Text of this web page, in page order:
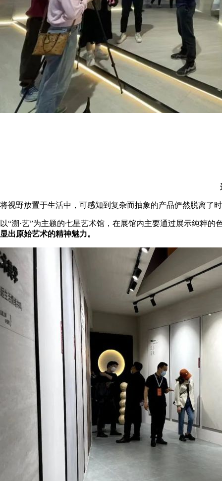
将视野放置于生活中，可感知到复杂而抽象的产品俨然脱离了
以“溯·艺”为主题的七星艺术馆，在展馆内主要通过展示纯粹
显出原始艺术的精神魅力。